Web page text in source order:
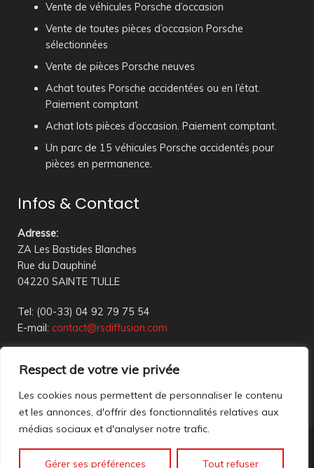
Respect de votre vie privée
Les cookies nous permettent de personnaliser le contenu
et les annonces, d'offrir des fonctionnalités relatives aux
médias sociaux et d'analyser notre trafic.
Gérer ses préférences Tout refuser
Vente de véhicules Porsche d’occasion
Vente de toutes pièces d’occasion Porsche
sélectionnées
Vente de pièces Porsche neuves
Achat toutes Porsche accidentées ou en l’état.
Paiement comptant
Achat lots pièces d’occasion. Paiement comptant.
Un parc de 15 véhicules Porsche accidentés pour
pièces en permanence.
Infos & Contact
Adresse:
ZA Les Bastides Blanches
Rue du Dauphiné
04220 SAINTE TULLE
Tel: (00-33) 04 92 79 75 54
E-mail: contact@rsdiffusion.com
18h00
Réception en magasin sur rendez-vous uniquement
Nous contacter
Mentions légales